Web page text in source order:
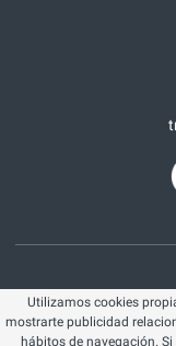
Utilizamos cookies
mostrarte publicidad
hábitos de navegación.